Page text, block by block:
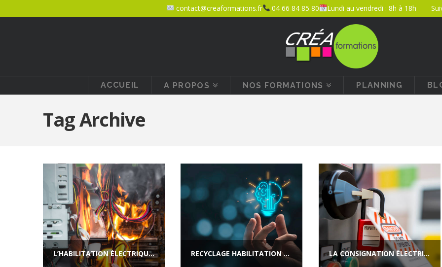
contact@creaformations.fr 04 66 84 85 80 Lundi au vendredi : 8h à 18h
ACCUEIL A PROPOS NOS FORMATIONS PLANNING
Tag Archive
L’HABILITATION ÉLECTRIQUE POUR LA FORMATION EN SÉCURITÉ INCENDIE RECYCLAGE HABILITATION ÉLECTRIQUE | LE GUIDE LA CONSIGNATION ÉLECTRIQUE EN 5 ÉTAPES | CREA FORMATIONS